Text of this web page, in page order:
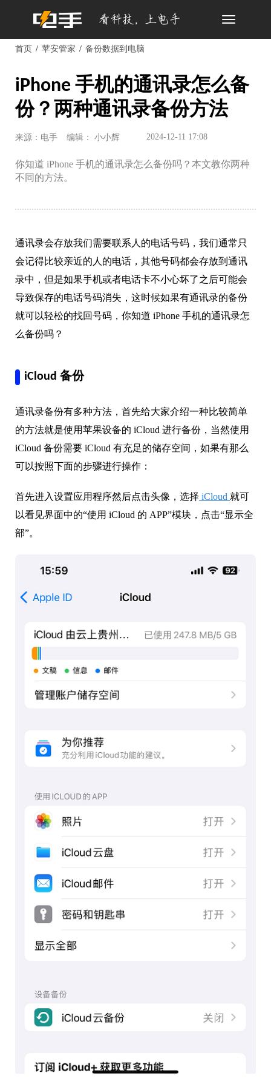
Toggle
首页 苹安管家 备份数据到电脑
iPhone 手机的通讯录怎么备
份？两种通讯录备份方法
来源：电手 编辑： 小小辉 2024-12-11 17:08
你知道 iPhone 手机的通讯录怎么备份吗？本文教你两种
不同的方法。
通讯录会存放我们需要联系人的电话号码，我们通常只
会记得比较亲近的人的电话，其他号码都会存放到通讯
录中，但是如果手机或者电话卡不小心坏了之后可能会
导致保存的电话号码消失，这时候如果有通讯录的备份
就可以轻松的找回号码，你知道 iPhone 手机的通讯录怎
么备份吗？
iCloud 备份
通讯录备份有多种方法，首先给大家介绍一种比较简单
的方法就是使用苹果设备的 iCloud 进行备份，当然使用
iCloud 备份需要 iCloud 有充足的储存空间，如果有那么
可以按照下面的步骤进行操作：
首先进入设置应用程序然后点击头像，选择 iCloud 就可
以看见界面中的“使用 iCloud 的 APP”模块，点击“显示全
部”。